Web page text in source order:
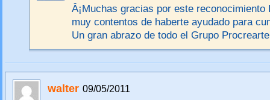
Â¡Muchas gracias por este reconocimiento
muy contentos de haberte ayudado para
Un gran abrazo de todo el Grupo
walter 09/05/2011